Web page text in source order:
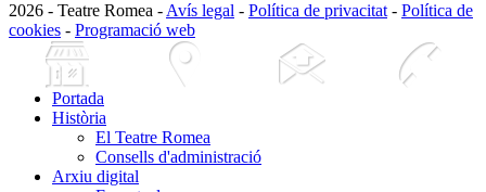
2026 - Teatre Romea - Avís legal - Política de privacitat - Política de
cookies - Programació web
Portada
Història
El Teatre Romea
Consells d'administració
Arxiu digital